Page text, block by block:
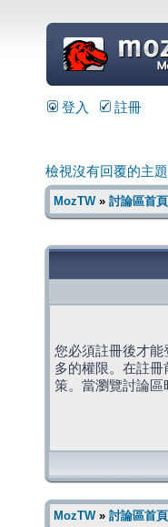
=
登入 註冊
檢視沒有回覆的主題
MozTW» 討論區首頁
您必須註冊後才
多的權限。在註
策。當瀏覽討論區
MozTW» 討論區首頁